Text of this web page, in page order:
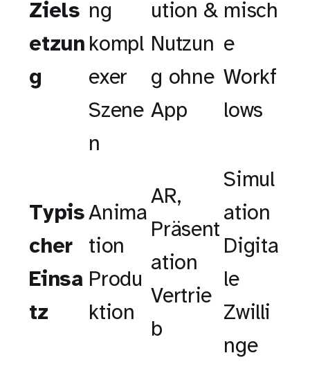
Ziels
etzun
g
ng
kompl
exer
Szene
n
ution &
Nutzun
g ohne
App
misch
e
Workf
lows
Typis
cher
Einsa
tz
Anima
tion
Produ
ktion
AR,
Präsent
ation
Vertrie
b
Simul
ation
Digita
le
Zwilli
nge